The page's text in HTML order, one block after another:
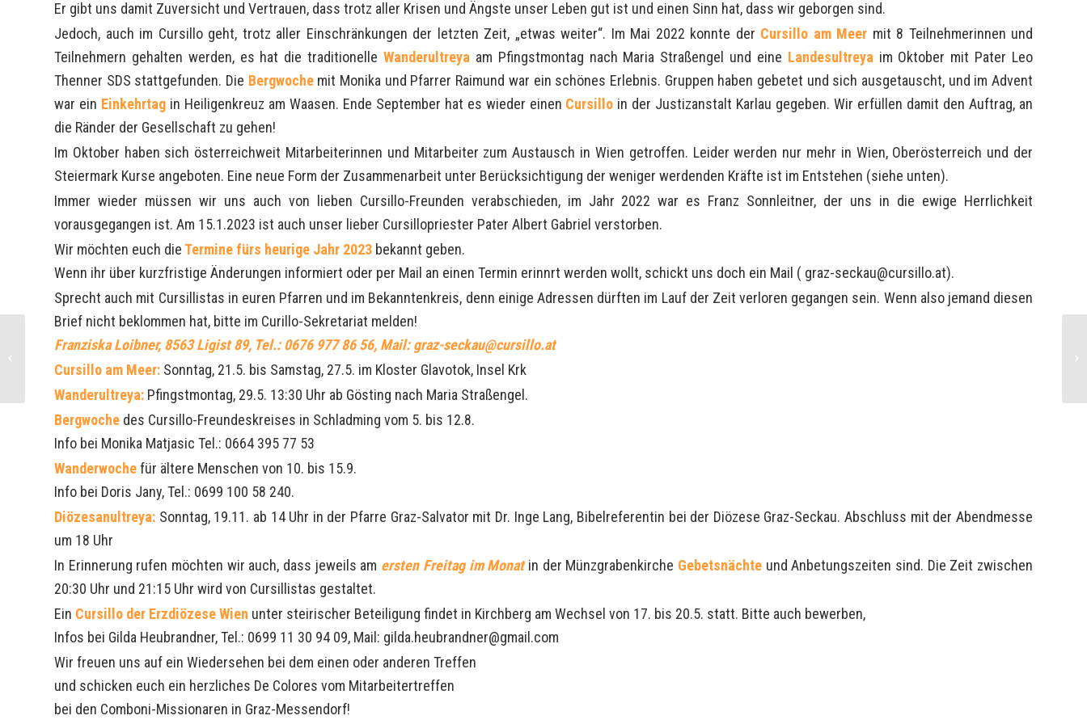
Er gibt uns damit Zuversicht und Vertrauen, dass trotz aller Krisen und Ängste unser Leben gut ist und einen Sinn hat, dass wir geborgen sind.
Jedoch, auch im Cursillo geht, trotz aller Einschränkungen der letzten Zeit, „etwas weiter“. Im Mai 2022 konnte der Cursillo am Meer mit 8 Teilnehmerinnen und
Teilnehmern gehalten werden, es hat die traditionelle Wanderultreya am Pfingstmontag nach Maria Straßengel und eine Landesultreya im Oktober mit Pater Leo
Thenner SDS stattgefunden. Die Bergwochemit Monika und Pfarrer Raimund war ein schönes Erlebnis. Gruppen haben gebetet und sich ausgetauscht, und im Advent
war ein Einkehrtagin Heiligenkreuz am Waasen. Ende September hat es wieder einen Cursillo in der Justizanstalt Karlau gegeben. Wir erfüllen damit den Auftrag, an
die Ränder der Gesellschaft zu gehen!
Im Oktober haben sich österreichweit Mitarbeiterinnen und Mitarbeiter zum Austausch in Wien getroffen. Leider werden nur mehr in Wien, Oberösterreich und der
Steiermark Kurse angeboten. Eine neue Form der Zusammenarbeit unter Berücksichtigung der weniger werdenden Kräfte ist im Entstehen (siehe unten).
Immer wieder müssen wir uns auch von lieben Cursillo-Freunden verabschieden, im Jahr 2022 war es Franz Sonnleitner, der uns in die ewige Herrlichkeit
vorausgegangen ist. Am 15.1.2023 ist auch unser lieber Cursillopriester Pater Albert Gabriel verstorben.
Wir möchten euch die Termine fürs heurige Jahr 2023 bekannt geben.
Wenn ihr über kurzfristige Änderungen informiert oder per Mail an einen Termin erinnrt werden wollt, schickt uns doch ein Mail ( graz-seckau@cursillo.at).
Sprecht auch mit Cursillistas in euren Pfarren und im Bekanntenkreis, denn einige Adressen dürften im Lauf der Zeit verloren gegangen sein. Wenn also jemand diesen
Brief nicht beklommen hat, bitte im Curillo-Sekretariat melden!
Franziska Loibner, 8563 Ligist 89, Tel.: 0676 977 86 56, Mail: graz-seckau@cursillo.at
Cursillo am Meer: Sonntag, 21.5. bis Samstag, 27.5. im Kloster Glavotok, Insel Krk
Wanderultreya: Pfingstmontag, 29.5. 13:30 Uhr ab Gösting nach Maria Straßengel.
Bergwoche des Cursillo-Freundeskreises in Schladming vom 5. bis 12.8.
Info bei Monika Matjasic Tel.: 0664 395 77 53
Wanderwochefür ältere Menschen von 10. bis 15.9.
Info bei Doris Jany, Tel.: 0699 100 58 240.
Diözesanultreya: Sonntag, 19.11. ab 14 Uhr in der Pfarre Graz-Salvator mit Dr. Inge Lang, Bibelreferentin bei der Diözese Graz-Seckau. Abschluss mit der Abendmesse
um 18 Uhr
In Erinnerung rufen möchten wir auch, dass jeweils am ersten Freitag im Monatin der Münzgrabenkirche Gebetsnächteund Anbetungszeiten sind. Die Zeit zwischen
20:30 Uhr und 21:15 Uhr wird von Cursillistas gestaltet.
Ein Cursillo der Erzdiözese Wien unter steirischer Beteiligung findet in Kirchberg am Wechsel von 17. bis 20.5. statt. Bitte auch bewerben,
Infos bei Gilda Heubrandner, Tel.: 0699 11 30 94 09, Mail: gilda.heubrandner@gmail.com
Wir freuen uns auf ein Wiedersehen bei dem einen oder anderen Treffen
und schicken euch ein herzliches De Colores vom Mitarbeitertreffen
bei den Comboni-Missionaren in Graz-Messendorf!
Finde den richtigen